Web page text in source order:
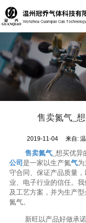
售卖氮气_
2019-11-04 来自:
售卖氮气 _想买优异
公司是一家以生产氮气为
守合同、保证产品质量
业、电子行业的信任。
及工艺方案，并为生产
氮气。
新旺以产品好做承